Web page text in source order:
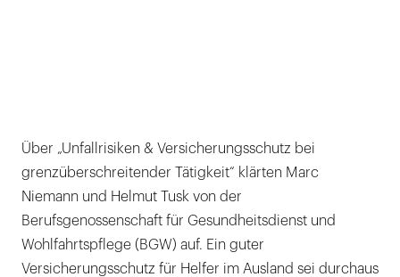
Über „Unfallrisiken & Versicherungsschutz bei
grenzüberschreitender Tätigkeit“ klärten Marc
Niemann und Helmut Tusk von der
Berufsgenossenschaft für Gesundheitsdienst und
Wohlfahrtspflege (BGW) auf. Ein guter
Versicherungsschutz für Helfer im Ausland sei durchaus